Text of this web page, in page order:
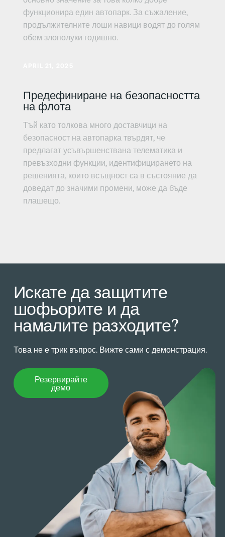
функционира един автопарк. За съжаление,
продължителните лоши навици водят до голям
обем злополуки годишно.
Предефиниране на безопасността
на флота
Тъй като толкова много доставчици на
безопасност на автопарка твърдят, че
предлагат усъвършенствана телематика и
превъзходни функции, идентифицирането на
решенията, които всъщност са в състояние да
доведат до значими промени, може да бъде
плашещо.
Искате да защитите
шофьорите и да
намалите разходите?
Това не е трик въпрос. Вижте сами с демонстрация.
Резервирайте
демо
Резервирайте демо